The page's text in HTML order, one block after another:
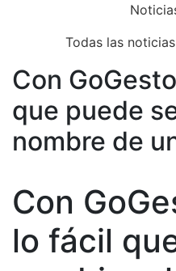
Todas las
Con
que puede
nombre de
Con
lo fácil